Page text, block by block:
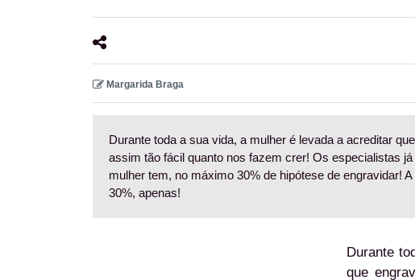
Margarida Braga
Durante toda a sua vida, a mulher é levada a acreditar
assim tão fácil quanto nos fazem crer! Os especialistas
mulher tem, no máximo 30% de hipótese de engravidar!
30%, apenas!
Durante
que